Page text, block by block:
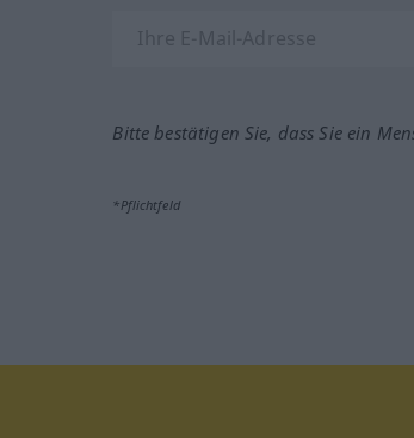
Bitte bestätigen Sie, dass Sie ein
*Pflichtfeld